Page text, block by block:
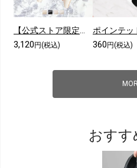
3,120 円(税込) 360 円(税込)
おすす